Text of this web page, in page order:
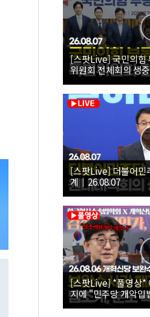
[스팟Live] 국민의힘
위원회 전체회의 생
[스팟Live] 더불어민
계｜26.08.07
[스팟Live] *풀영상*
지에 "민주당 개악입
26.08.06 개혁신당 보